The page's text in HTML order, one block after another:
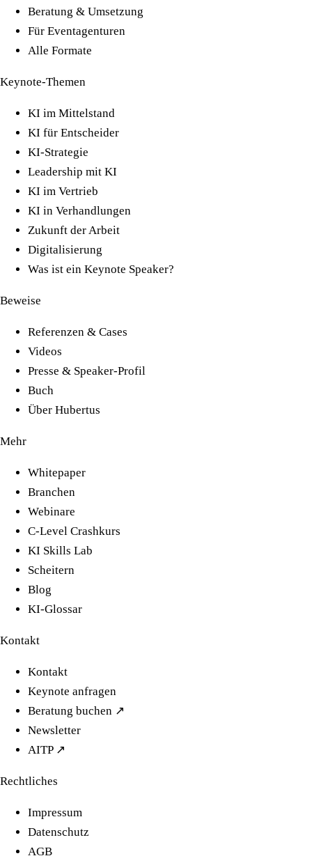
Beratung & Umsetzung
Für Eventagenturen
Alle Formate
Keynote-Themen
KI im Mittelstand
KI für Entscheider
KI-Strategie
Leadership mit KI
KI im Vertrieb
KI in Verhandlungen
Zukunft der Arbeit
Digitalisierung
Was ist ein Keynote Speaker?
Beweise
Referenzen & Cases
Videos
Presse & Speaker-Profil
Buch
Über Hubertus
Mehr
Whitepaper
Branchen
Webinare
C-Level Crashkurs
KI Skills Lab
Scheitern
Blog
KI-Glossar
Kontakt
Kontakt
Keynote anfragen
Beratung buchen ↗
Newsletter
AITP ↗
Rechtliches
Impressum
Datenschutz
AGB